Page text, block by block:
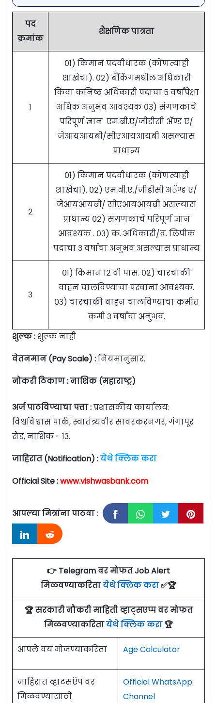
पद
क्रमांक
शैक्षणिक पात्रता
१
०१) किमान पदवीधारक (कोणत्याही
शाखेचा). ०२) बँकिंगमधील अधिकारी
किंवा कनिष्ठ अधिकारी पदाचा ५ वर्षांपेक्षा
अधिक अनुभव आवश्यक ०३) संगणकाचे
परिपूर्ण ज्ञान एम.बी.ए/जीडीसी ॲण्ड ए/
जेआयआयबी/सीएआयआयबी असल्यास
प्राधान्य
२
०१) किमान पदवीधारक (कोणत्याही
शाखेचा). ०२) एम.बी.ए./जीडीसी अॅण्ड ए/
जेआयआयबी/ सीएआयआयबी असल्यास
प्राधान्य ०२) संगणकाचे परिपूर्ण ज्ञान
आवश्यक . ०३) क. अधिकारी/व. लिपीक
पदाचा ३ वर्षांचा अनुभव असल्यास प्राधान्य
३
०१) किमान १२ वी पास. ०२) चारचाकी
वाहन चालविण्याचा परवाना आवश्यक.
०३) चारचाकी वाहन चालविण्याचा कमीत
कमी ३ वर्षांचा अनुभव.
शुल्क : शुल्क नाही
वेतनमान (Pay Scale) :नियमानुसार.
नोकरी ठिकाण : नाशिक (महाराष्ट्र)
अर्ज पाठविण्याचा पत्ता :प्रशासकीय कार्यालय:
विश्वविश्वास पार्क, स्वातंत्र्यवीर सावरकरनगर, गंगापूर
रोड, नाशिक - १३.
जाहिरात (Notification) :येथे क्लिक करा
Official Site :www.vishwasbank.com
आपल्या मित्रांना पाठवा :
👉 Telegram वर मोफत Job Alert
मिळवण्याकरितायेथे क्लिक करा✅🏆
🏆 सरकारी नौकरी माहिती व्हाट्सएप्प वर मोफत
मिळवण्याकरितायेथे क्लिक करा🏆
आपले वय मोजण्याकरिता Age Calculator
जाहिरात व्हाटसऍप वर
मिळवण्यासाठी
Official WhatsApp
Channel